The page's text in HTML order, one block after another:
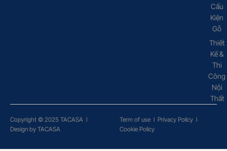
Cấu
Kiện
Gỗ
Thiết
Kế &
Thi
Công
Nội
Thất
Copyright © 2025 TACASA l
Design by TACASA
Term of use l Privacy Policy l
Cookie Policy